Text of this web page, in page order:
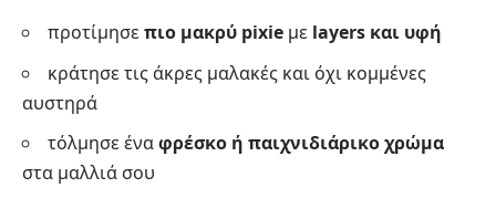
προτίμησεπιο μακρύ pixie με layers και υφή
κράτησε τις άκρες μαλακές και όχι κομμένες
αυστηρά
τόλμησε έναφρέσκο ή παιχνιδιάρικο χρώμα
στα μαλλιά σου